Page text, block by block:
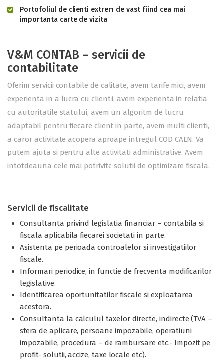
Portofoliul de clienti extrem de vast fiind cea mai
importanta carte de vizita
V&M CONTAB – servicii de
contabilitate
Oferim servicii contabile de calitate, avem tarife mici, avem
experienta in a lucra cu clientii, avem experienta in relatia
cu autoritatile statului, avem un algoritm de lucru
adaptabil pentru fiecare client in parte, avem multi clienti,
a caror activitate acopera aproape intregul COD CAEN. Va
putem ajuta si pentru alte activitati administrative. Avem
intotdeauna cele mai potrivite solutii de optimizare fiscala.
Servicii de fiscalitate
Consultanta privind legislatia financiar – contabila si
fiscala aplicabila fiecarei societati in parte.
Asistenta pe perioada controalelor si investigatiilor
fiscale.
Informari periodice, in functie de frecventa modificarilor
legislative.
Identificarea oportunitatilor fiscale si exploatarea
acestora.
Consultanta la calculul taxelor directe, indirecte (TVA –
sfera de aplicare, persoane impozabile, operatiuni
impozabile, procedura – de rambursare etc.- Impozit pe
profit- solutii, accize, taxe locale etc).